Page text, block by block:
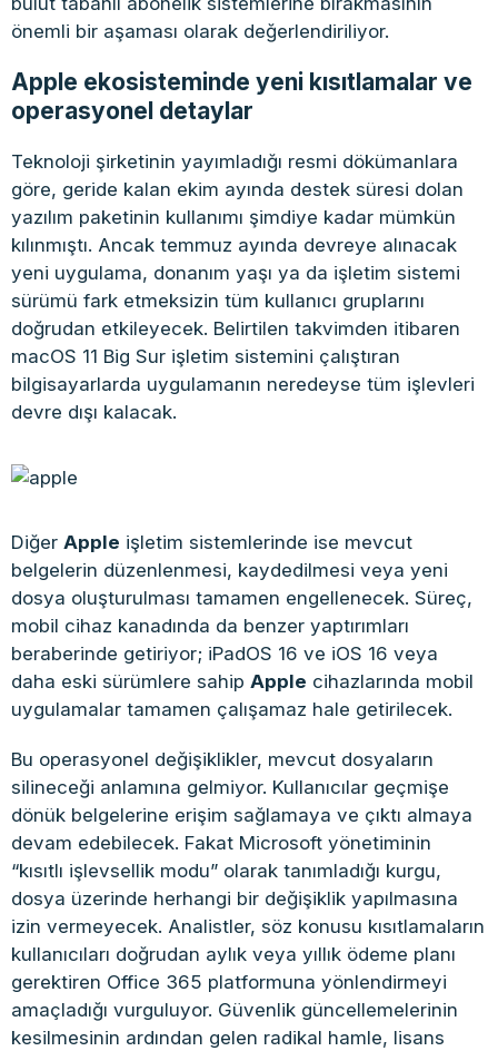
önemli bir aşaması olarak değerlendiriliyor.
Apple ekosisteminde yeni kısıtlamalar ve
operasyonel detaylar
Teknoloji şirketinin yayımladığı resmi dökümanlara
göre, geride kalan ekim ayında destek süresi dolan
yazılım paketinin kullanımı şimdiye kadar mümkün
kılınmıştı. Ancak temmuz ayında devreye alınacak
yeni uygulama, donanım yaşı ya da işletim sistemi
sürümü fark etmeksizin tüm kullanıcı gruplarını
doğrudan etkileyecek. Belirtilen takvimden itibaren
macOS 11 Big Sur işletim sistemini çalıştıran
bilgisayarlarda uygulamanın neredeyse tüm işlevleri
devre dışı kalacak.
Diğer Apple işletim sistemlerinde ise mevcut
belgelerin düzenlenmesi, kaydedilmesi veya yeni
dosya oluşturulması tamamen engellenecek. Süreç,
mobil cihaz kanadında da benzer yaptırımları
beraberinde getiriyor; iPadOS 16 ve iOS 16 veya
daha eski sürümlere sahip Apple cihazlarında mobil
uygulamalar tamamen çalışamaz hale getirilecek.
Bu operasyonel değişiklikler, mevcut dosyaların
silineceği anlamına gelmiyor. Kullanıcılar geçmişe
dönük belgelerine erişim sağlamaya ve çıktı almaya
devam edebilecek. Fakat Microsoft yönetiminin
“kısıtlı işlevsellik modu” olarak tanımladığı kurgu,
dosya üzerinde herhangi bir değişiklik yapılmasına
izin vermeyecek. Analistler, söz konusu kısıtlamaların
kullanıcıları doğrudan aylık veya yıllık ödeme planı
gerektiren Office 365 platformuna yönlendirmeyi
amaçladığı vurguluyor. Güvenlik güncellemelerinin
kesilmesinin ardından gelen radikal hamle, lisans